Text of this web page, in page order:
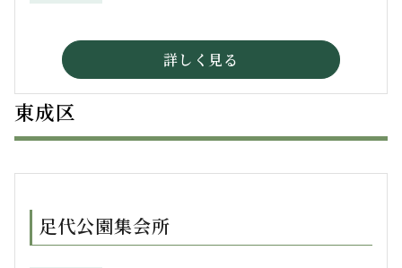
詳しく見る
東成区
足代公園集会所